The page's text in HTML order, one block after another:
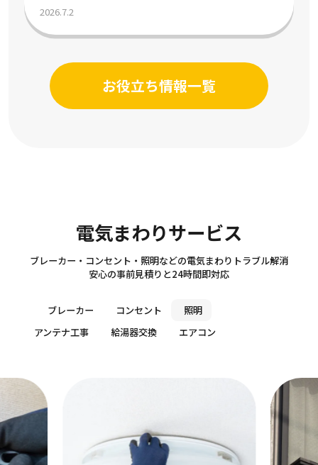
2026.7.2
お役立ち情報一覧
電気まわりサービス
Electricity
ブレーカー・コンセント・照明などの電気まわりトラブル解消
安心の事前見積りと24時間即対応
ブレーカー コンセント
照明
アンテナ工事
給湯器交換 エアコン
給湯
お湯が
作業料金